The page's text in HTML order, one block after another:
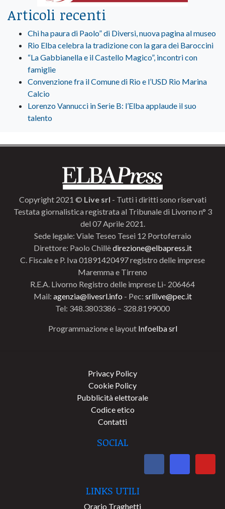
Articoli recenti
Chi ha paura di Paolo” di Diversi, nuova pagina al museo
Rio Elba celebra la tradizione con la gara dei Baroccini
“La Gabbianella e il Castello Magico”, incontri con
famiglie
Convenzione fra il Comune di Rio e l’USD Rio Marina
Calcio
Lorenzo Vannucci in Serie B: l’Elba applaude il suo
talento
Copyright 2021 © Live srl - Tutti i diritti sono riservati
Testata giornalistica registrata al Tribunale di Livorno n° 3
del 07 Aprile 2021.
Sede legale: Viale Teseo Tesei 12 Portoferraio
Direttore: Paolo Chillèdirezione@elbapress.it
C. Fiscale e P. Iva 01891420497 registro delle imprese
Maremma e Tirreno
R.E.A. Livorno Registro delle imprese Li- 206464
Mail: agenzia@livesrl.info - Pec: srllive@pec.it
Tel: 348.3803386 – 328.8199000
Programmazione e layout Infoelba srl
Privacy Policy
Cookie Policy
Pubblicità elettorale
Codice etico
Contatti
SOCIAL
LINKS UTILI
Orario Traghetti